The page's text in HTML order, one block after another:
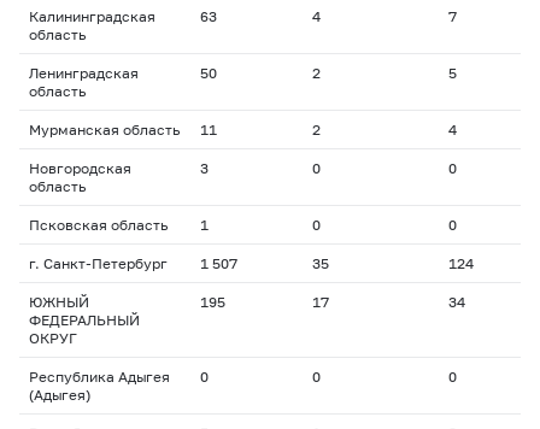
Калининградская
область
63 4 7
Ленинградская
область
50 2 5
Мурманская область 11 2 4
Новгородская
область
3 0 0
Псковская область 1 0 0
г. Санкт-Петербург 1 507 35 124
ЮЖНЫЙ
ФЕДЕРАЛЬНЫЙ
ОКРУГ
195 17 34
Республика Адыгея
(Адыгея)
0 0 0